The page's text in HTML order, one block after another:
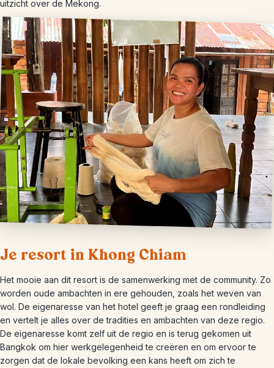
uitzicht over de Mekong.
Je resort in Khong Chiam
Het mooie aan dit resort is de samenwerking met de community. Zo
worden oude ambachten in ere gehouden, zoals het weven van
wol. De eigenaresse van het hotel geeft je graag een rondleiding
en vertelt je alles over de tradities en ambachten van deze regio.
De eigenaresse komt zelf uit de regio en is terug gekomen uit
Bangkok om hier werkgelegenheid te creëren en om ervoor te
zorgen dat de lokale bevolking een kans heeft om zich te